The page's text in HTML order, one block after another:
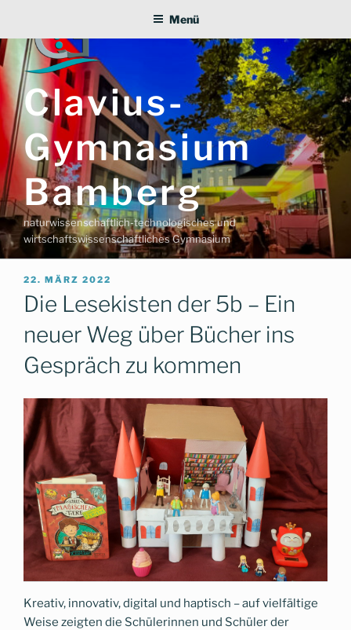
springen
Clavius-
Gymnasium
Bamberg
naturwissenschaftlich-technologisches und
wirtschaftswissenschaftliches Gymnasium
Menü
VERÖFFENTLICHT
AM
22. MÄRZ 2022
Die Lesekisten der 5b – Ein
neuer Weg über Bücher ins
Gespräch zu kommen
Kreativ, innovativ, digital und haptisch – auf vielfältige
Weise zeigten die Schülerinnen und Schüler der